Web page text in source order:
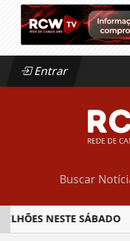
Entrar
NESTE SÁBADO